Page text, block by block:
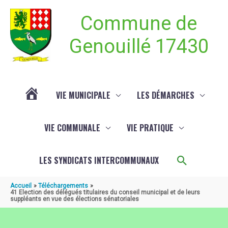
Commune de
Genouillé 17430
VIE MUNICIPALE LES DÉMARCHES
VIE COMMUNALE VIE PRATIQUE
LES SYNDICATS INTERCOMMUNAUX
Accueil
Téléchargements
41 Election des délégués titulaires du conseil municipal et de leurs
suppléants en vue des élections sénatoriales